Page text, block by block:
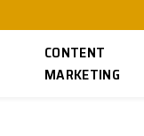
CONTENT
MARKETING